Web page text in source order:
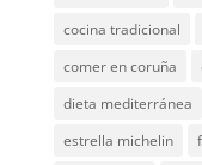
cocina tradicional
comer en coruña
dieta mediterránea
estrella michelin